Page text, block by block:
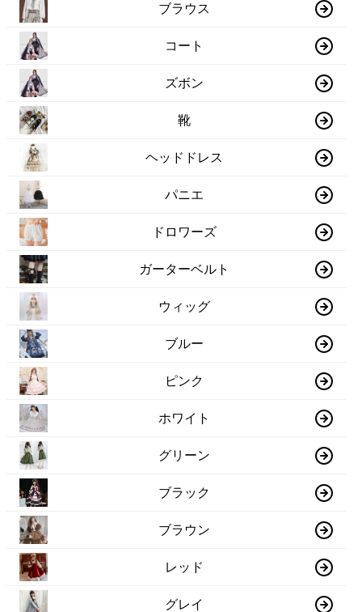
ブラウス
コート
ズボン
靴
ヘッドドレス
パニエ
ドロワーズ
ガーターベルト
ウィッグ
ブルー
ピンク
ホワイト
グリーン
ブラック
ブラウン
レッド
グレイ